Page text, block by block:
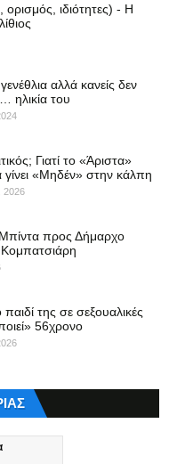
ορισμός, ιδιότητες) - Η
αλλά κανείς δεν
ηλικία του
Γιατί το «Άριστα»
«Μηδέν» στην κάλπη
2026
προς Δήμαρχο
της σε σεξουαλικές
56χρονο